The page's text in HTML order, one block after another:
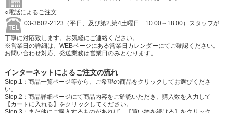
○電話によるご注文
03-3602-2123（平日、及び第2,第4土曜日 10:00～18:00）スタッフが
丁寧に対応致します。お気軽にご連絡ください。
※営業日の詳細は、WEBページにある営業日カレンダーにてご確認ください。
お問い合わせ対応、発送業務は営業日のみとなります。
インターネットによるご注文の流れ
Step.1：商品一覧ページ等から、ご希望の商品をクリックしてお選びくださ
い。
Step.2：商品詳細ページにて商品内容をご確認いただき、購入数を入力して
【カートに入れる】をクリックしてください。